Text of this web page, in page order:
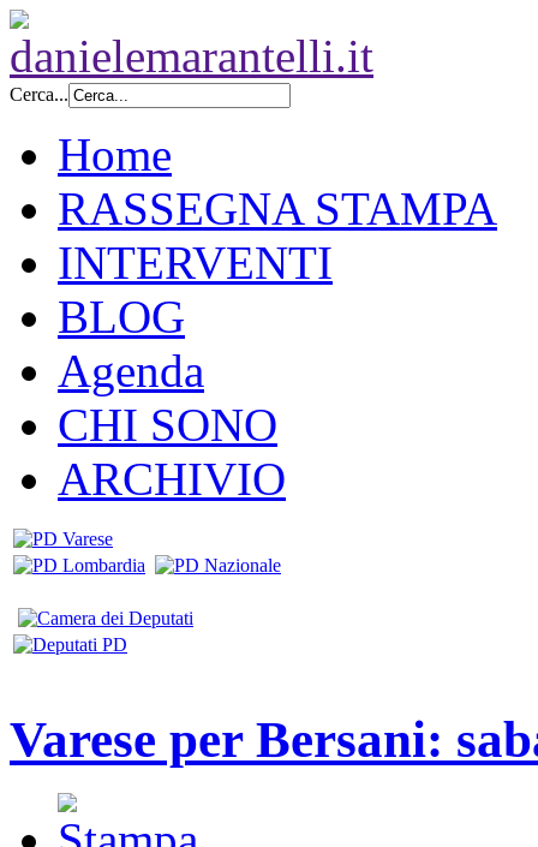
Cerca...
Home
RASSEGNA STAMPA
INTERVENTI
BLOG
Agenda
CHI SONO
ARCHIVIO
Varese per Bersani: